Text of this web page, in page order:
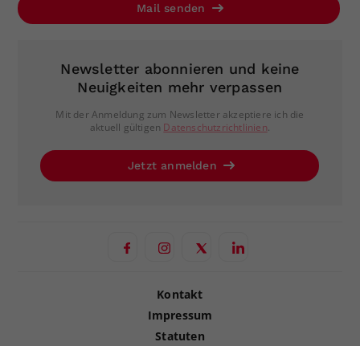
Mail senden
Newsletter abonnieren und keine
Neuigkeiten mehr verpassen
Mit der Anmeldung zum Newsletter akzeptiere ich die
aktuell gültigen Datenschutzrichtlinien.
Jetzt anmelden
Kontakt
Impressum
Statuten